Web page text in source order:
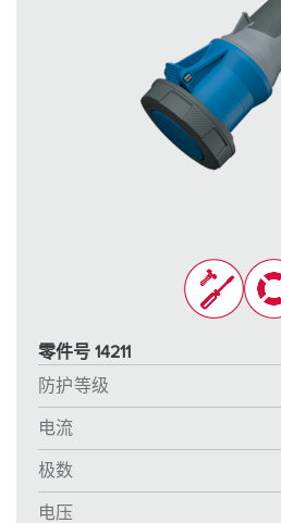
零件号 14211
防护等级
电流
极数
电压